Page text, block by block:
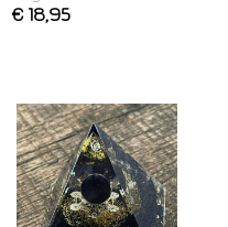
€ 18,95